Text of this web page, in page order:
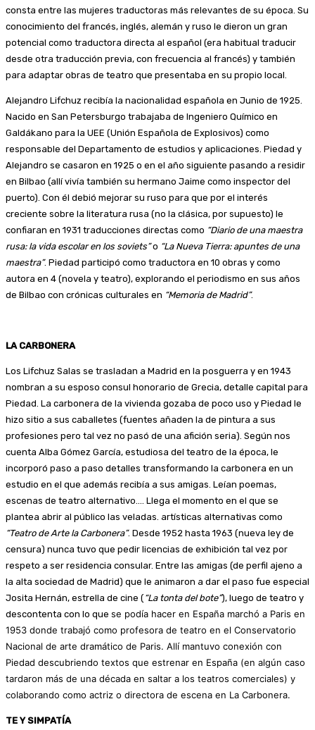
consta entre las mujeres traductoras más relevantes de su época. Su
conocimiento del francés, inglés, alemán y ruso le dieron un gran
potencial como traductora directa al español (era habitual traducir
desde otra traducción previa, con frecuencia al francés) y también
para adaptar obras de teatro que presentaba en su propio local.
Alejandro Lifchuz recibía la nacionalidad española en Junio de 1925.
Nacido en San Petersburgo trabajaba de Ingeniero Químico en
Galdákano para la UEE (Unión Española de Explosivos) como
responsable del Departamento de estudios y aplicaciones. Piedad y
Alejandro se casaron en 1925 o en el año siguiente pasando a residir
en Bilbao (allí vivía también su hermano Jaime como inspector del
puerto). Con él debió mejorar su ruso para que por el interés
creciente sobre la literatura rusa (no la clásica, por supuesto) le
confiaran en 1931 traducciones directas como “Diario de una maestra
rusa: la vida escolar en los soviets”o “La Nueva Tierra: apuntes de una
maestra”. Piedad participó como traductora en 10 obras y como
autora en 4 (novela y teatro), explorando el periodismo en sus años
de Bilbao con crónicas culturales en “Memoria de Madrid”.
LA CARBONERA
Los Lifchuz Salas se trasladan a Madrid en la posguerra y en 1943
nombran a su esposo consul honorario de Grecia, detalle capital para
Piedad. La carbonera de la vivienda gozaba de poco uso y Piedad le
hizo sitio a sus caballetes (fuentes añaden la de pintura a sus
profesiones pero tal vez no pasó de una afición seria). Según nos
cuenta Alba Gómez García, estudiosa del teatro de la época, le
incorporó paso a paso detalles transformando la carbonera en un
estudio en el que además recibía a sus amigas. Leían poemas,
escenas de teatro alternativo…. Llega el momento en el que se
plantea abrir al público las veladas. artísticas alternativas como
“Teatro de Arte la Carbonera”. Desde 1952 hasta 1963 (nueva ley de
censura) nunca tuvo que pedir licencias de exhibición tal vez por
respeto a ser residencia consular. Entre las amigas (de perfil ajeno a
la alta sociedad de Madrid) que le animaron a dar el paso fue especial
Josita Hernán, estrella de cine (“La tonta del bote”), luego de teatro y
descontenta con lo que se podía hacer en España marchó a Paris en
1953 donde trabajó como profesora de teatro en el Conservatorio
Nacional de arte dramático de Paris. Allí mantuvo conexión con
Piedad descubriendo textos que estrenar en España (en algún caso
tardaron más de una década en saltar a los teatros comerciales) y
colaborando como actriz o directora de escena en La Carbonera.
TE Y SIMPATÍA